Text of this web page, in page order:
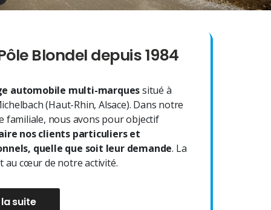
Blondel depuis 1984
automobile multi-marquessitué à
(Haut-Rhin, Alsace). Dans notre
familiale, nous avons pour objectif
nos clients particuliers et
quelle que soit leur demande. La
au cœur de notre activité.
suite